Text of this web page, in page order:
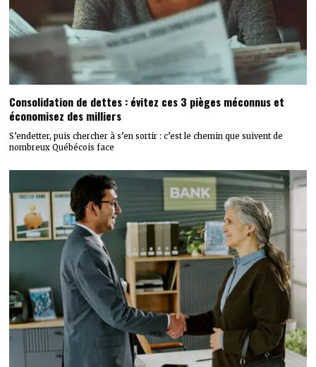
Consolidation de dettes : évitez ces 3 pièges méconnus et
économisez des milliers
S’endetter, puis chercher à s’en sortir : c’est le chemin que suivent de
nombreux Québécois face